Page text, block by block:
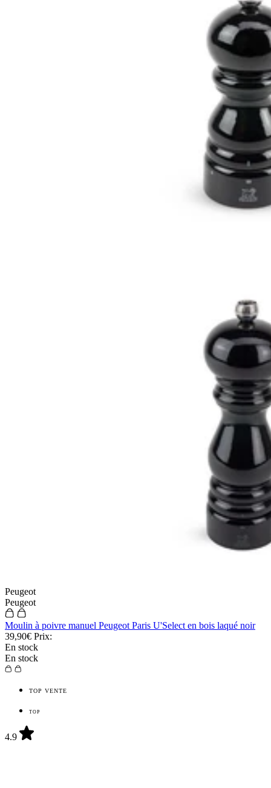
Peugeot
Peugeot
Moulin à poivre manuel Peugeot Paris U'Select en bois laqué noir
39,90€ Prix:
En stock
En stock
TOP VENTE
TOP
4.9